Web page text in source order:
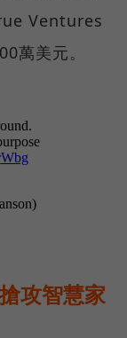
Ventures
萬美元。
攻智慧家